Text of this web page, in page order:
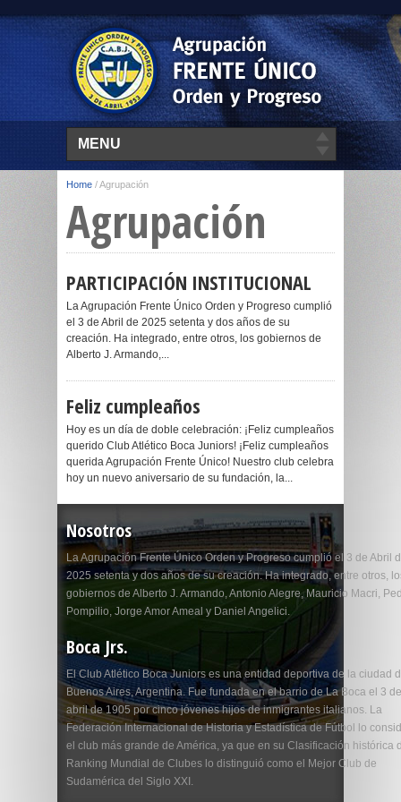
MENU
Home /Agrupación
Agrupación
PARTICIPACIÓN INSTITUCIONAL
La Agrupación Frente Único Orden y Progreso cumplió
el 3 de Abril de 2025 setenta y dos años de su
creación. Ha integrado, entre otros, los gobiernos de
Alberto J. Armando,...
Feliz cumpleaños
Hoy es un día de doble celebración: ¡Feliz cumpleaños
querido Club Atlético Boca Juniors! ¡Feliz cumpleaños
querida Agrupación Frente Único! Nuestro club celebra
hoy un nuevo aniversario de su fundación, la...
Nosotros
La Agrupación Frente Único Orden y Progreso cumplió el 3 de Abril
2025 setenta y dos años de su creación. Ha integrado, entre otros,
gobiernos de Alberto J. Armando, Antonio Alegre, Mauricio Macri,
Pompilio, Jorge Amor Ameal y Daniel Angelici.
Boca Jrs.
El Club Atlético Boca Juniors es una entidad deportiva de la ciudad
Buenos Aires, Argentina. Fue fundada en el barrio de La Boca el 3 de
abril de 1905 por cinco jóvenes hijos de inmigrantes italianos. La
Federación Internacional de Historia y Estadística de Fútbol lo
el club más grande de América, ya que en su Clasificación histórica
Ranking Mundial de Clubes lo distinguió como el Mejor Club de
Sudamérica del Siglo XXI.